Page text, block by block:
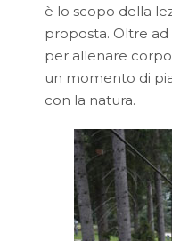
è lo scopo della
proposta. Oltre
per allenare
un momento di
con la natura.